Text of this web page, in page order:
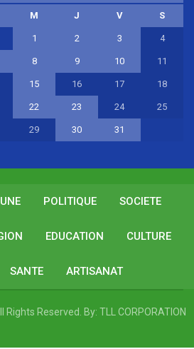
M J V S
1 2 3 4
8 9 10 11
15 16 17 18
22 23 24 25
29 30
31
POLITIQUE SOCIETE
EDUCATION CULTURE
SANTE ARTISANAT
Rights Reserved. By: TLL CORPORATION